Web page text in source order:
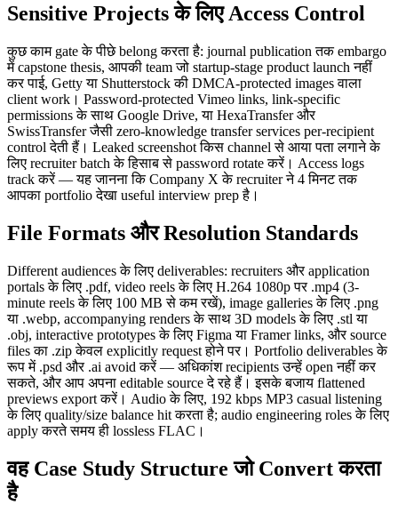
Sensitive Projects के लिए Access Control
कुछ काम gate के पीछे belong करता है: journal publication तक embargo
में capstone thesis, आपकी team जो startup-stage product launch नहीं
कर पाई, Getty या Shutterstock की DMCA-protected images वाला
client work। Password-protected Vimeo links, link-specific
permissions के साथ Google Drive, या HexaTransfer और
SwissTransfer जैसी zero-knowledge transfer services per-recipient
control देती हैं। Leaked screenshot किस channel से आया पता लगाने के
लिए recruiter batch के हिसाब से password rotate करें। Access logs
track करें — यह जानना कि Company X के recruiter ने 4 मिनट तक
आपका portfolio देखा useful interview prep है।
File Formats और Resolution Standards
Different audiences के लिए deliverables: recruiters और application
portals के लिए .pdf, video reels के लिए H.264 1080p पर .mp4 (3-
minute reels के लिए 100 MB से कम रखें), image galleries के लिए .png
या .webp, accompanying renders के साथ 3D models के लिए .stl या
.obj, interactive prototypes के लिए Figma या Framer links, और source
files का .zip केवल explicitly request होने पर। Portfolio deliverables के
रूप में .psd और .ai avoid करें — अधिकांश recipients उन्हें open नहीं कर
सकते, और आप अपना editable source दे रहे हैं। इसके बजाय flattened
previews export करें। Audio के लिए, 192 kbps MP3 casual listening
के लिए quality/size balance hit करता है; audio engineering roles के लिए
apply करते समय ही lossless FLAC।
वह Case Study Structure जो Convert करता
है